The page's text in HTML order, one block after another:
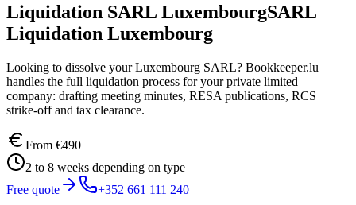
Liquidation SARL LuxembourgSARL
Liquidation Luxembourg
Looking to dissolve your Luxembourg SARL? Bookkeeper.lu
handles the full liquidation process for your private limited
company: drafting meeting minutes, RESA publications, RCS
strike-off and tax clearance.
From €490
2 to 8 weeks depending on type
Free quote
+352 661 111 240